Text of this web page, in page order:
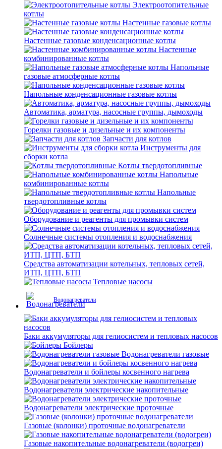
Электроотопительные
котлы
Настенные газовые котлы
Настенные газовые конденсационные котлы
Настенные
комбинированные котлы
Напольные
газовые атмосферные котлы
Напольные конденсационные газовые котлы
Автоматика, арматура, насосные группы, дымоходы
Горелки газовые и дизельные и их компоненты
Запчасти для котлов
Инструменты для
сборки котла
Котлы твердотопливные
Напольные
комбинированные котлы
Напольные
твердотопливные котлы
Оборудование и реагенты для промывки систем
Солнечные системы отопления и водоснабжения
Средства автоматизации котельных, тепловых сетей,
ИТП, ЦТП, БТП
Тепловые насосы
Водонагреватели
Баки аккумуляторы для гелиосистем и тепловых насосов
Бойлеры
Водонагреватели газовые
Водонагреватели и бойлеры косвенного нагрева
Водонагреватели электрические накопительные
Водонагреватели электрические проточные
Газовые (колонки) проточные водонагреватели
Газовые накопительные водонагреватели (водогреи)